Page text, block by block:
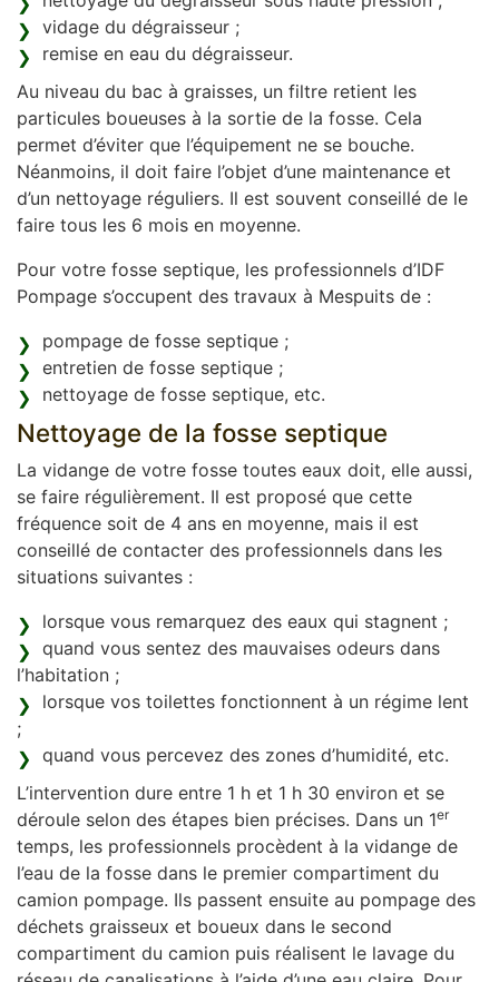
vidage du dégraisseur ;
remise en eau du dégraisseur.
Au niveau du bac à graisses, un filtre retient les
particules boueuses à la sortie de la fosse. Cela
permet d’éviter que l’équipement ne se bouche.
Néanmoins, il doit faire l’objet d’une maintenance et
d’un nettoyage réguliers. Il est souvent conseillé de le
faire tous les 6 mois en moyenne.
Pour votre fosse septique, les professionnels d’IDF
Pompage s’occupent des travaux à Mespuits de :
pompage de fosse septique ;
entretien de fosse septique ;
nettoyage de fosse septique, etc.
Nettoyage de la fosse septique
La vidange de votre fosse toutes eaux doit, elle aussi,
se faire régulièrement. Il est proposé que cette
fréquence soit de 4 ans en moyenne, mais il est
conseillé de contacter des professionnels dans les
situations suivantes :
lorsque vous remarquez des eaux qui stagnent ;
quand vous sentez des mauvaises odeurs dans
l’habitation ;
lorsque vos toilettes fonctionnent à un régime lent
;
quand vous percevez des zones d’humidité, etc.
L’intervention dure entre 1 h et 1 h 30 environ et se
déroule selon des étapes bien précises. Dans un 1er
temps, les professionnels procèdent à la vidange de
l’eau de la fosse dans le premier compartiment du
camion pompage. Ils passent ensuite au pompage des
déchets graisseux et boueux dans le second
compartiment du camion puis réalisent le lavage du